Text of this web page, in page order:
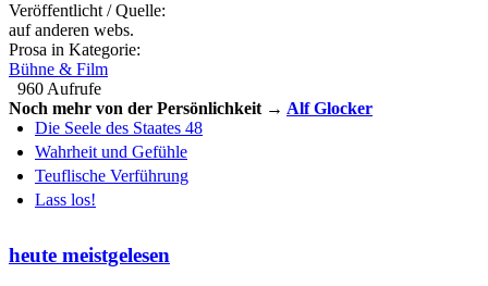
Veröffentlicht / Quelle:
auf anderen webs.
Prosa in Kategorie:
Bühne & Film
960 Aufrufe
Noch mehr von der Persönlichkeit → Alf Glocker
Die Seele des Staates 48
Wahrheit und Gefühle
Teuflische Verführung
Lass los!
heute meistgelesen